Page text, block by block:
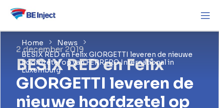
Home
News
BESIX RED en Felix GIORGETTI leveren de nieuwe
hoofdzetel op van FERRERO International in
Luxemburg
2 december 2019
BESIX RED en Felix
GIORGETTI leveren de
nieuwe hoofdzetel op